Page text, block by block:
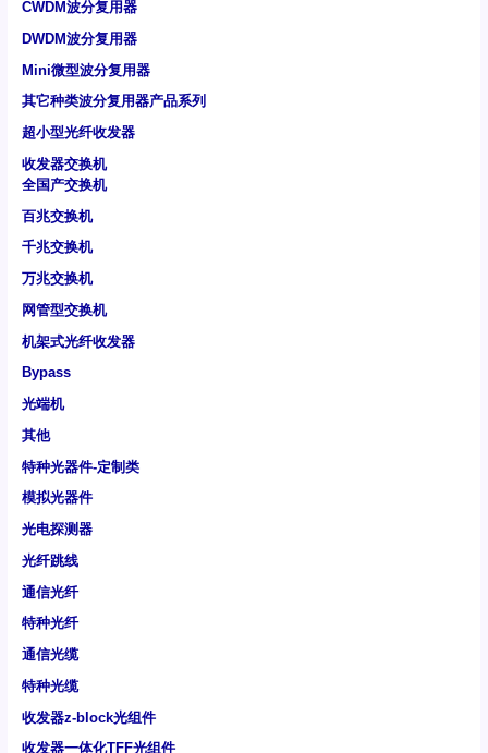
CWDM波分复用器
DWDM波分复用器
Mini微型波分复用器
其它种类波分复用器产品系列
超小型光纤收发器
收发器交换机
全国产交换机
百兆交换机
千兆交换机
万兆交换机
网管型交换机
机架式光纤收发器
Bypass
光端机
其他
特种光器件-定制类
模拟光器件
光电探测器
光纤跳线
通信光纤
特种光纤
通信光缆
特种光缆
收发器z-block光组件
收发器一体化TFF光组件